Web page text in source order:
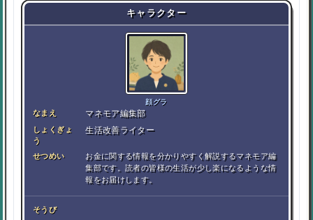
キャラクター
顔グラ
なまえ マネモア編集部
しょくぎょ
う
生活改善ライター
せつめい
お金に関する情報を分かりやすく解説するマネモア編
集部です。読者の皆様の生活が少し楽になるような情
報をお届けします。
そうび